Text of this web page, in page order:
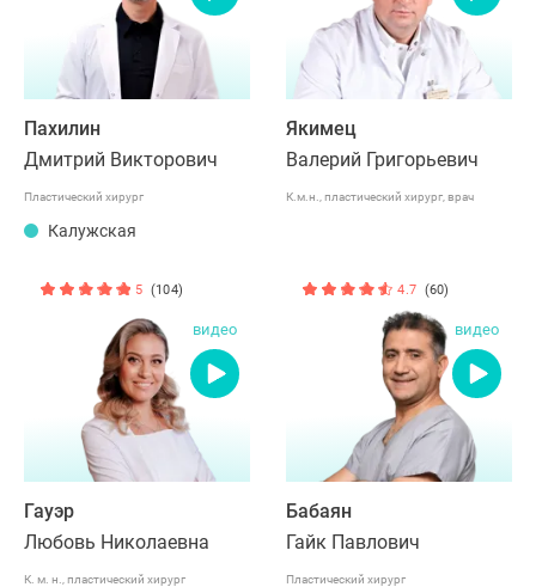
Пахилин
Дмитрий Викторович
Пластический хирург
Калужская
Якимец
Валерий Григорьевич
К.м.н., пластический хирург, врач
5 (104)
видео
Гауэр
Любовь Николаевна
К. м. н., пластический хирург
4.7 (60)
видео
Бабаян
Гайк Павлович
Пластический хирург